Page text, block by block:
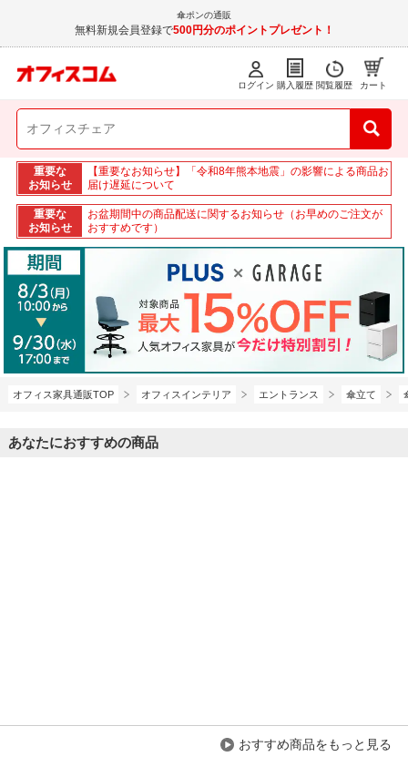
傘ポンの通販
無料新規会員登録で500円分のポイントプレゼント！
ログイン 購入履歴 閲覧履歴 カート
重要な
お知らせ
【重要なお知らせ】「令和8年熊本地震」の影響による商品お
届け遅延について
重要な
お知らせ
お盆期間中の商品配送に関するお知らせ（お早めのご注文が
おすすめです）
オフィス家具通販TOP オフィスインテリア エントランス 傘立て
あなたにおすすめの商品
おすすめ商品をもっと見る